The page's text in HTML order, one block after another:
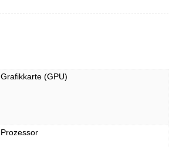
Grafikkarte (GPU)
Prozessor